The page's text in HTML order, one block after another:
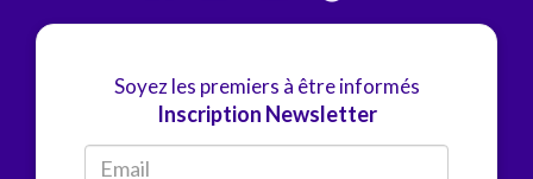
Soyez les premiers à être informés
Inscription Newsletter